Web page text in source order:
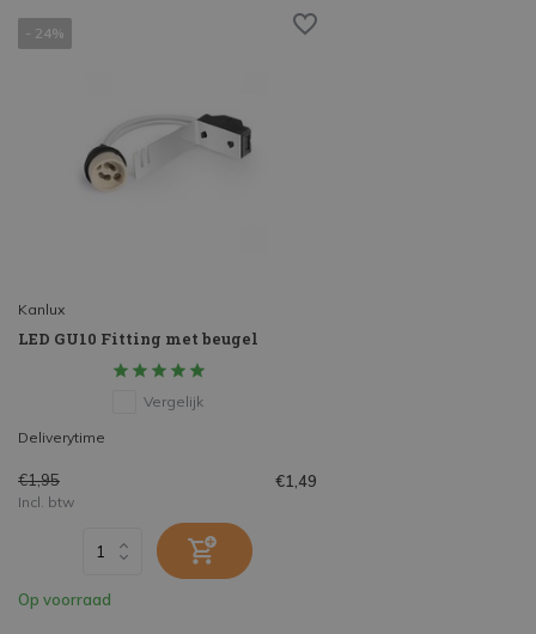
- 24%
Kanlux
LED GU10 Fitting met beugel
Vergelijk
Deliverytime
€1,95 €1,49
Incl. btw
Op voorraad